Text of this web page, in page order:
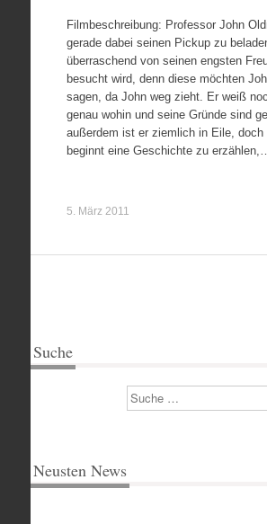
Filmbeschreibung: Professor John
gerade dabei seinen Pickup zu
überraschend von seinen engsten
besucht wird, denn diese möchten
sagen, da John weg zieht. Er weiß
genau wohin und seine Gründe sind
außerdem ist er ziemlich in Eile, doch
beginnt eine Geschichte zu erzählen,…
5. März 2011
Suche
Suchen
Neusten News